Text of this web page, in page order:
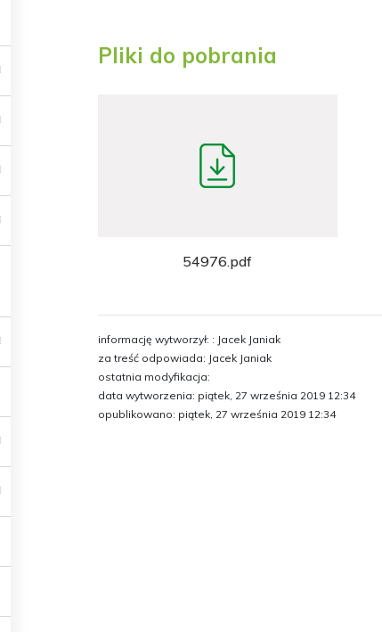
Pliki do pobrania
54976.pdf
informację wytworzył: : Jacek Janiak
za treść odpowiada: Jacek Janiak
ostatnia modyfikacja:
data wytworzenia: piątek, 27 września 2019 12:34
opublikowano: piątek, 27 września 2019 12:34